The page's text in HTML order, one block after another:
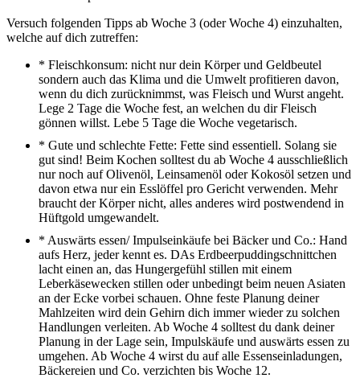
Versuch folgenden Tipps ab Woche 3 (oder Woche 4) einzuhalten,
welche auf dich zutreffen:
* Fleischkonsum: nicht nur dein Körper und Geldbeutel
sondern auch das Klima und die Umwelt profitieren davon,
wenn du dich zurücknimmst, was Fleisch und Wurst angeht.
Lege 2 Tage die Woche fest, an welchen du dir Fleisch
gönnen willst. Lebe 5 Tage die Woche vegetarisch.
* Gute und schlechte Fette: Fette sind essentiell. Solang sie
gut sind! Beim Kochen solltest du ab Woche 4 ausschließlich
nur noch auf Olivenöl, Leinsamenöl oder Kokosöl setzen und
davon etwa nur ein Esslöffel pro Gericht verwenden. Mehr
braucht der Körper nicht, alles anderes wird postwendend in
Hüftgold umgewandelt.
* Auswärts essen/ Impulseinkäufe bei Bäcker und Co.: Hand
aufs Herz, jeder kennt es. DAs Erdbeerpuddingschnittchen
lacht einen an, das Hungergefühl stillen mit einem
Leberkäsewecken stillen oder unbedingt beim neuen Asiaten
an der Ecke vorbei schauen. Ohne feste Planung deiner
Mahlzeiten wird dein Gehirn dich immer wieder zu solchen
Handlungen verleiten. Ab Woche 4 solltest du dank deiner
Planung in der Lage sein, Impulskäufe und auswärts essen zu
umgehen. Ab Woche 4 wirst du auf alle Essenseinladungen,
Bäckereien und Co. verzichten bis Woche 12.